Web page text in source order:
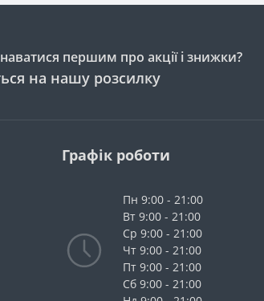
першим про акції і знижки?
на нашу розсилку
Графік роботи
Пн 9:00 - 21:00
Вт 9:00 - 21:00
Ср 9:00 - 21:00
Чт 9:00 - 21:00
Пт 9:00 - 21:00
Сб 9:00 - 21:00